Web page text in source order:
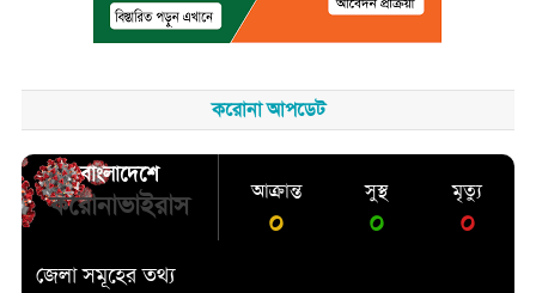
করোনা আপডেট
বাংলাদেশে
করোনাভাইরাস আক্রান্ত
০
সুস্থ
০
মৃত্যু
০
সমূহের তথ্য